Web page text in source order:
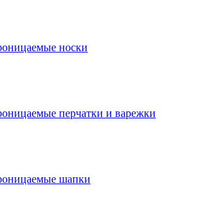
носки
перчатки и варежки
шапки